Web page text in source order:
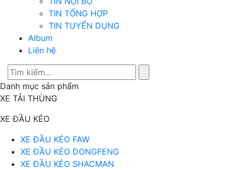
TIN TỔNG HỢP
TIN TUYỂN DỤNG
Album
Liên hệ
Danh mục sản phẩm
XE TẢI THÙNG
XE ĐẦU KÉO
XE ĐẦU KÉO FAW
XE ĐẦU KÉO DONGFENG
XE ĐẦU KÉO SHACMAN